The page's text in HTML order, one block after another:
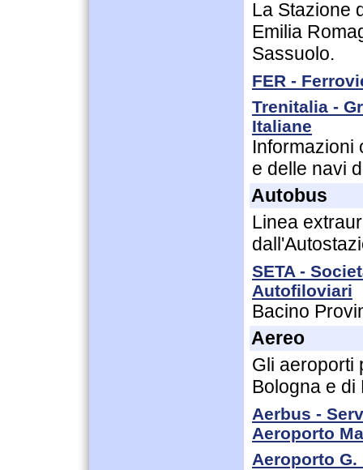
La Stazione
Emilia
Sassuolo.
FER -
Trenitalia -
Italiane
Informazioni
e delle navi
Autobus
Linea
SETA -
Autofiloviari
Bacino
Aereo
Gli aeroporti
Bologna e di
Aerbus -
Aeroporto
Aeroporto